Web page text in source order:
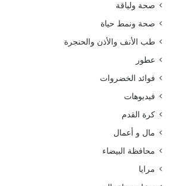
صحة ولياقة
صحة ونمط حياة
طب الأنف والأذن والحنجرة
عطور
فوائد الخضروات
فيديوهات
كرة القدم
مال و أعمال
محافظة البيضاء
مرايا